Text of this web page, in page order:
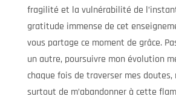
fragilité et la vulnérabilité de
gratitude immense de cet
vous partage ce moment de grâce.
un autre, poursuivre mon évolution
chaque fois de traverser mes doutes,
surtout de m’abandonner à cette